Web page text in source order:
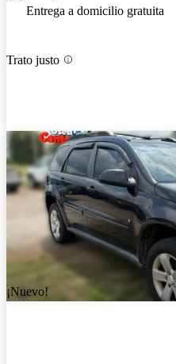
Entrega a domicilio gratuita
Trato justo
¡Nuevo!